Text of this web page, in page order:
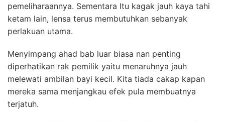
pemeliharaannya. Sementara Itu kagak jauh kaya tahi
ketam lain, lensa terus membutuhkan sebanyak
perlakuan utama.
Menyimpang ahad bab luar biasa nan penting
diperhatikan rak pemilik yaitu menaruhnya jauh
melewati ambilan bayi kecil. Kita tiada cakap kapan
mereka sama menjangkau efek pula membuatnya
terjatuh.